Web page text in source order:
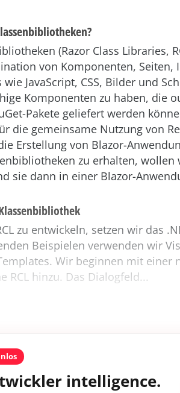
(Razor Class Libraries,
von Komponenten, Seiten,
wie JavaScript, CSS, Bilder und
Komponenten zu haben, die
Pakete geliefert werden
die gemeinsame Nutzung von
Erstellung von Blazor-
zu erhalten,
sie dann in einer Blazor-
zu entwickeln, setzen wir das
Beispielen verwenden wir
Wir beginnen mit einer
RCL hinzu. Das Dialogfeld...
intelligence.